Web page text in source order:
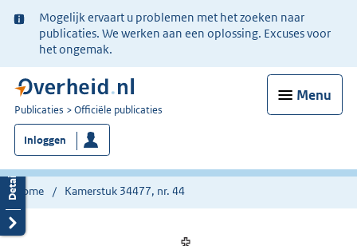
Ter
informatie:
Mogelijk ervaart u problemen met het zoeken naar
publicaties. We werken aan een oplossing. Excuses voor
het ongemak.
Menu
U
bent
nu
hier:
Publicaties Officiële publicaties
Inloggen
Home Kamerstuk 34477, nr. 44